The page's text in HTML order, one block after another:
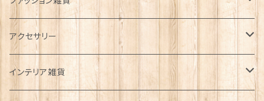
タータンネクタイ
帽子
アクセサリー
ORTAK
インテリア雑貨